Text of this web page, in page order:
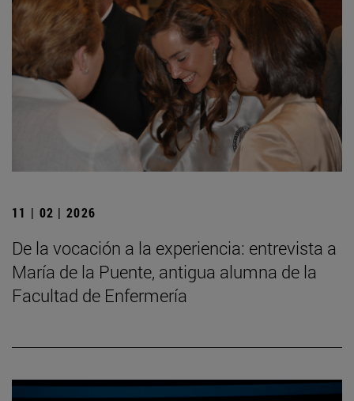
11 | 02 | 2026
De la vocación a la experiencia: entrevista a
María de la Puente, antigua alumna de la
Facultad de Enfermería